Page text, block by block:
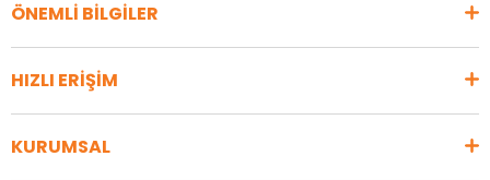
ÖNEMLİ BİLGİLER
HIZLI ERİŞİM
KURUMSAL